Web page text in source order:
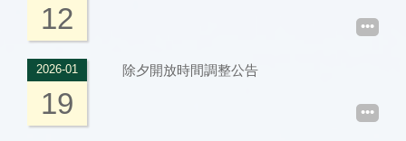
12 •••
2026-01
19
除夕開放時間調整公告
•••